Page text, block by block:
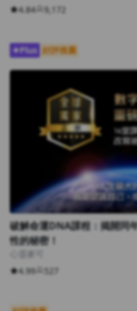
4.84
9,172
Plus 好評推薦
破解命運DNA課程：揭開同
性的秘密！
心靈麥可
4.99
527